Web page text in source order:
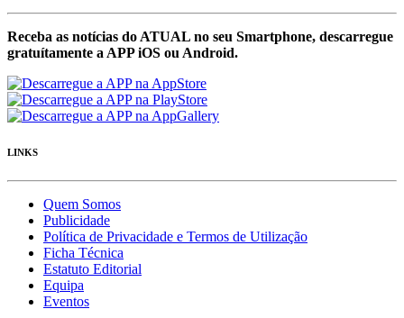
Receba as notícias do ATUAL no seu Smartphone, descarregue
gratuítamente a APP iOS ou Android.
LINKS
Quem Somos
Publicidade
Política de Privacidade e Termos de Utilização
Ficha Técnica
Estatuto Editorial
Equipa
Eventos